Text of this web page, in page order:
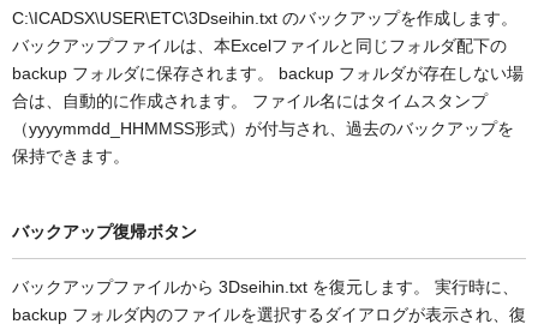
C:\ICADSX\USER\ETC\3Dseihin.txt のバックアップを作成します。
バックアップファイルは、本Excelファイルと同じフォルダ配下の
backup フォルダに保存されます。 backup フォルダが存在しない場
合は、自動的に作成されます。 ファイル名にはタイムスタンプ
（yyyymmdd_HHMMSS形式）が付与され、過去のバックアップを
保持できます。
バックアップ復帰ボタン
バックアップファイルから 3Dseihin.txt を復元します。 実行時に、
backup フォルダ内のファイルを選択するダイアログが表示され、復